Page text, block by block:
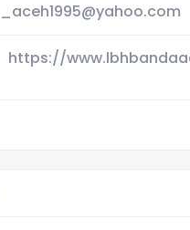
https://